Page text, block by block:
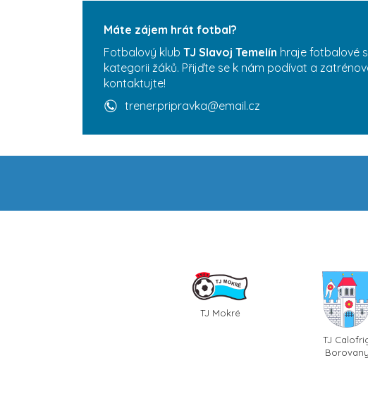
Máte zájem hrát fotbal?
Fotbalový klub TJ Slavoj Temelín hraje fotbalové
kategorii žáků. Přijďte se k nám podívat a
kontaktujte!
trener.pripravka@email.cz
TJ Mokré
TJ
Borovany